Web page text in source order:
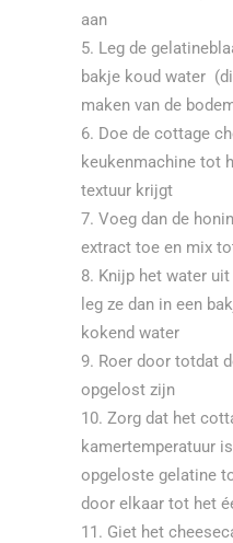
aan
Leg de
bakje koud water
maken van de
Doe de cottage
keukenmachine tot
textuur krijgt
Voeg dan de
extract toe en mix
Knijp het water
leg ze dan in een
kokend water
Roer door totdat
opgelost zijn
Zorg dat het
kamertemperatuur
opgeloste gelatine
door elkaar tot het
Giet het